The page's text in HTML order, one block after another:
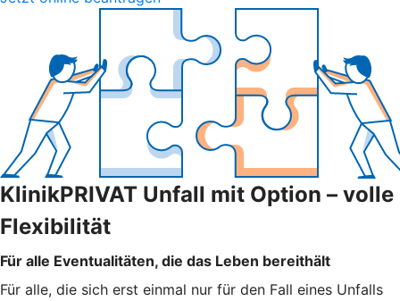
KlinikPRIVAT Unfall mit Option – volle
Flexibilität
Für alle Eventualitäten, die das Leben bereithält
Für alle, die sich erst einmal nur für den Fall eines Unfalls